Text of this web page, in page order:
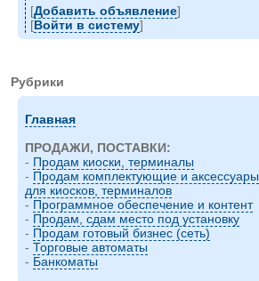
[Добавить объявление]
[Войти в систему]
Рубрики
Главная
ПРОДАЖИ, ПОСТАВКИ:
- Продам киоски, терминалы
- Продам комплектующие и аксессуары
для киосков, терминалов
- Программное обеспечение и контент
- Продам, сдам место под установку
- Продам готовый бизнес (сеть)
- Торговые автоматы
- Банкоматы